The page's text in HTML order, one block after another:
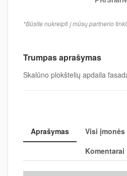
*Būsite nukreipti į mūsų partnerio
Trumpas aprašymas
Skalūno plokštelių apdaila
Aprašymas
Visi
Komentarai